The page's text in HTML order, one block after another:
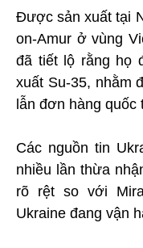
Được sản xuất tại
on-Amur ở vùng
đã tiết lộ rằng họ
xuất Su-35, nhằm
lẫn đơn hàng quốc
Các nguồn tin
nhiều lần thừa
rõ rệt so với
Ukraine đang vận